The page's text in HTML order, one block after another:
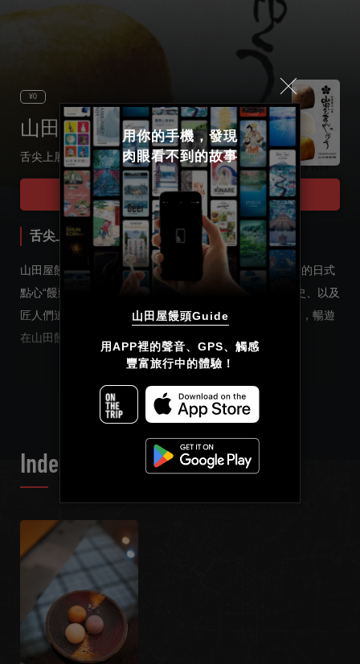
¥0
山田屋饅頭
舌尖上展開的歷史和工藝 品嘗3種日式饅頭
Tour Start
用你的手機，發現
肉眼看不到的故事
山田屋饅頭Guide
用APP裡的聲音、GPS、觸感
豐富旅行中的體驗！
舌尖上展開的歷史和工藝 品嘗3種日式饅頭
山田屋饅頭，雪團子，小糖團。擺在面前的是三種小而精的日式
點心“饅頭”。然而，這一小口點心裡蘊含著150多年的歷史、以及
匠人們追求的工藝和細節。請端起茶杯，細品點心的同時，暢遊
在山田饅頭的世界裡吧！
Index List
Select language
日本語
English
简体中文
Français